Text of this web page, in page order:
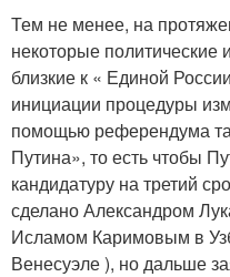
Тем не менее, на
некоторые
близкие к « Единой
инициации процедуры
помощью референдума
Путина», то есть чтобы
кандидатуру на третий
сделано Александром
Исламом Каримовым в
Венесуэле), но дальше